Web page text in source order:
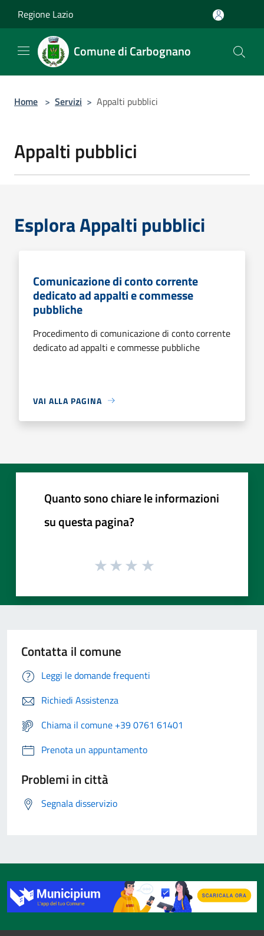
Regione Lazio
Comune di Carbognano
Home > Servizi > Appalti pubblici
Appalti pubblici
Esplora Appalti pubblici
Comunicazione di conto corrente
dedicato ad appalti e commesse
pubbliche
Procedimento di comunicazione di conto corrente
dedicato ad appalti e commesse pubbliche
VAI ALLA PAGINA
Quanto sono chiare le informazioni
su questa pagina?
Contatta il comune
Leggi le domande frequenti
Richiedi Assistenza
Chiama il comune +39 0761 61401
Prenota un appuntamento
Problemi in città
Segnala disservizio